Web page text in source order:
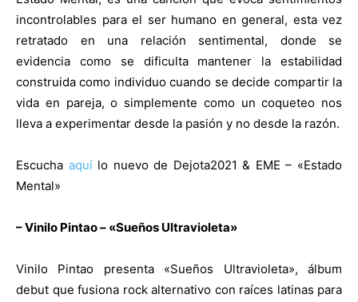
incontrolables para el ser humano en general, esta vez
retratado en una relación sentimental, donde se
evidencia como se dificulta mantener la estabilidad
construida como individuo cuando se decide compartir la
vida en pareja, o simplemente como un coqueteo nos
lleva a experimentar desde la pasión y no desde la razón.
Escucha aquílo nuevo de Dejota2021 & EME – «Estado
Mental»
– Vinilo Pintao – «Sueños Ultravioleta»
Vinilo Pintao presenta «Sueños Ultravioleta», álbum
debut que fusiona rock alternativo con raíces latinas para